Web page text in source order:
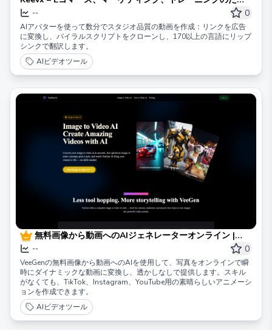
のAIアバター動画生成器
-- 0
AIアバターを使って数分でスタジオ品質の動画を作成：リンクを広告
に変換し、バイラルスクリプトをクローンし、170以上の言語にリップ
シンクで翻訳します。
AIビデオツール
無料画像から動画へのAIジェネレーターオンライン |
VeeGen
-- 0
VeeGenの無料画像から動画へのAIを使用して、写真をオンラインで瞬
時にダイナミックな動画に変換し、透かしなしで提供します。スキル
がなくても、TikTok、Instagram、YouTube用の素晴らしいアニメーシ
ョンを作成できます。
AIビデオツール